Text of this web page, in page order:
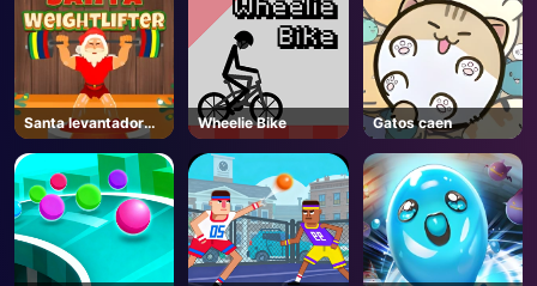
Santa levantador
de pesas
Wheelie Bike Gatos caen